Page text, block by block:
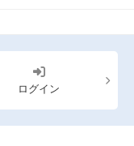
ログイン